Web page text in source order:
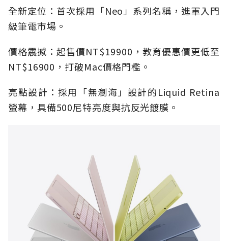
全新定位：首次採用「Neo」系列名稱，進軍入門
級筆電市場。
價格震撼：起售價NT$19900，教育優惠價更低至
NT$16900，打破Mac價格門檻。
亮點設計：採用「無瀏海」設計的Liquid Retina
螢幕，具備500尼特亮度與抗反光鍍膜。